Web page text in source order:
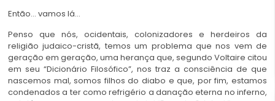
Então… vamos lá…
Penso que nós, ocidentais, colonizadores e herdeiros da
religião judaico-cristã, temos um problema que nos vem de
geração em geração, uma herança que, segundo Voltaire citou
em seu “Dicionário Filosófico”, nos traz a consciência de que
nascemos mal, somos filhos do diabo e que, por fim, estamos
condenados a ter como refrigério a danação eterna no inferno,